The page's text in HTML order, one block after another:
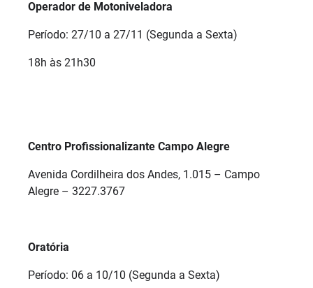
Operador de Motoniveladora
Período: 27/10 a 27/11 (Segunda a Sexta)
18h às 21h30
Centro Profissionalizante Campo Alegre
Avenida Cordilheira dos Andes, 1.015 – Campo
Alegre – 3227.3767
Oratória
Período: 06 a 10/10 (Segunda a Sexta)